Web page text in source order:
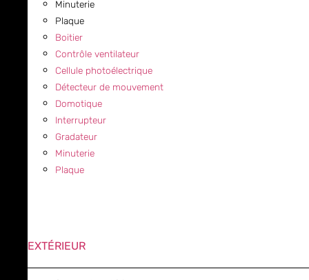
Minuterie
Plaque
Boitier
Contrôle ventilateur
Cellule photoélectrique
Détecteur de mouvement
Domotique
Interrupteur
Gradateur
Minuterie
Plaque
EXTÉRIEUR